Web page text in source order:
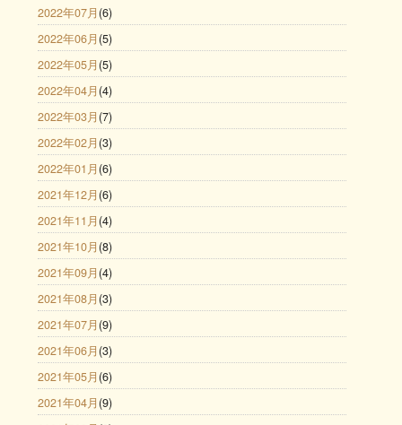
2022年07月 (6)
2022年06月 (5)
2022年05月 (5)
2022年04月 (4)
2022年03月 (7)
2022年02月 (3)
2022年01月 (6)
2021年12月 (6)
2021年11月 (4)
2021年10月 (8)
2021年09月 (4)
2021年08月 (3)
2021年07月 (9)
2021年06月 (3)
2021年05月 (6)
2021年04月 (9)